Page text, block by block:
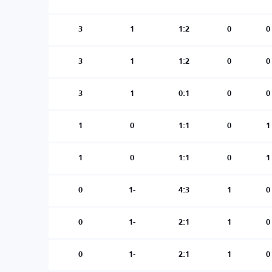
0
0
1:2
1
3
0
0
1:2
1
3
0
0
0:1
1
3
1
0
1:1
0
1
1
0
1:1
0
1
0
1
4:3
-1
0
0
1
2:1
-1
0
0
1
2:1
-1
0